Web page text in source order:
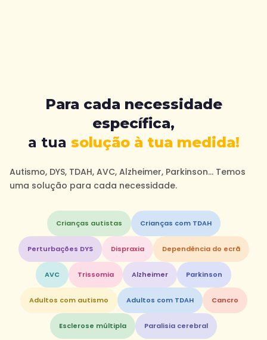
Para cada necessidade
específica,
a tua solução à tua medida!
Autismo, DYS, TDAH, AVC, Alzheimer, Parkinson… Temos
uma solução para cada necessidade.
Crianças autistas Crianças com TDAH
Perturbações DYS Dispraxia Dependência do ecrã
AVC Trissomia Alzheimer Parkinson
Adultos com autismo Adultos com TDAH Cancro
Esclerose múltipla Paralisia cerebral